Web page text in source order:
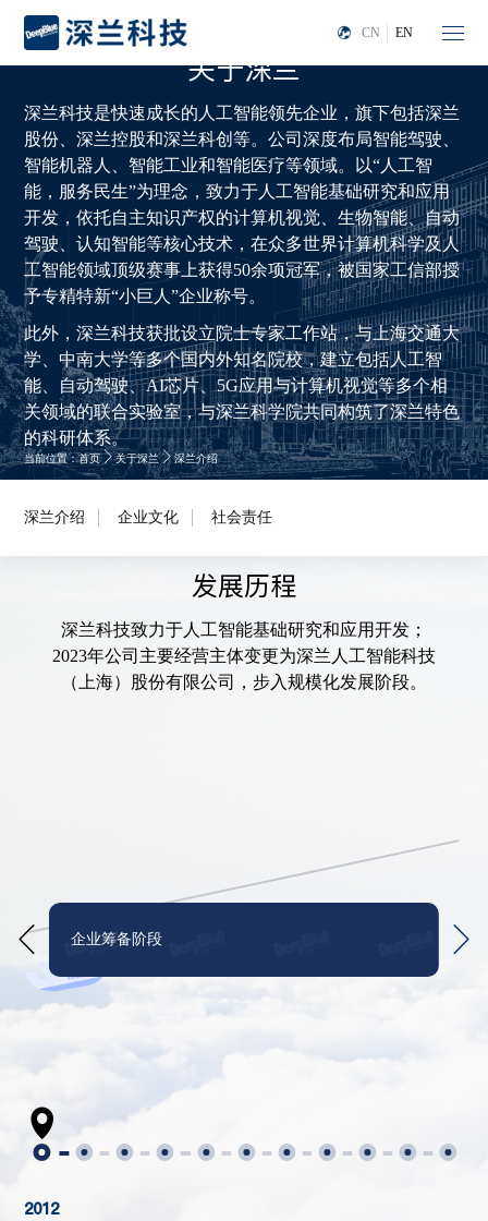
CN EN
关于深兰
深兰科技是快速成长的人工智能领先企业，旗下包括深兰
股份、深兰控股和深兰科创等。公司深度布局智能驾驶、
智能机器人、智能工业和智能医疗等领域。以“人工智
能，服务民生”为理念，致力于人工智能基础研究和应用
开发，依托自主知识产权的计算机视觉、生物智能、自动
驾驶、认知智能等核心技术，在众多世界计算机科学及人
工智能领域顶级赛事上获得50余项冠军，被国家工信部授
予专精特新“小巨人”企业称号。
此外，深兰科技获批设立院士专家工作站，与上海交通大
学、中南大学等多个国内外知名院校，建立包括人工智
能、自动驾驶、AI芯片、5G应用与计算机视觉等多个相
关领域的联合实验室，与深兰科学院共同构筑了深兰特色
的科研体系。
当前位置：首页 关于深兰 深兰介绍
深兰介绍 企业文化 社会责任
发展历程
深兰科技致力于人工智能基础研究和应用开发；
2023年公司主要经营主体变更为深兰人工智能科技
（上海）股份有限公司，步入规模化发展阶段。
企业筹备阶段
2012